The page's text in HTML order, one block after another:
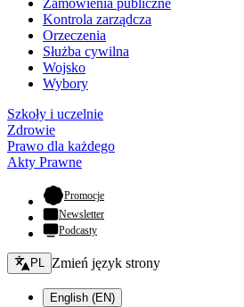
Zamówienia publiczne
Kontrola zarządcza
Orzeczenia
Służba cywilna
Wojsko
Wybory
Szkoły i uczelnie
Zdrowie
Prawo dla każdego
Akty Prawne
Promocje- otwiera się w nowej karcie
Newsletter
Podcasty
Zmień język - bieżący:
PL Zmień język strony
English (EN)